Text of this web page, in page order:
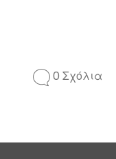
0 Σχόλια